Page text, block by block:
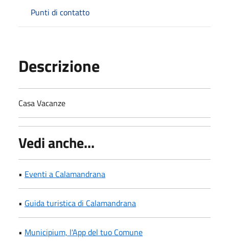
Punti di contatto
Descrizione
Casa Vacanze
Vedi anche...
• Eventi a Calamandrana
• Guida turistica di Calamandrana
• Municipium, l'App del tuo Comune